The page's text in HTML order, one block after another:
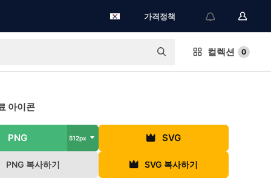
가격정책
컬렉션 0
아이콘
PNG 512px SVG
PNG 복사하기 SVG 복사하기